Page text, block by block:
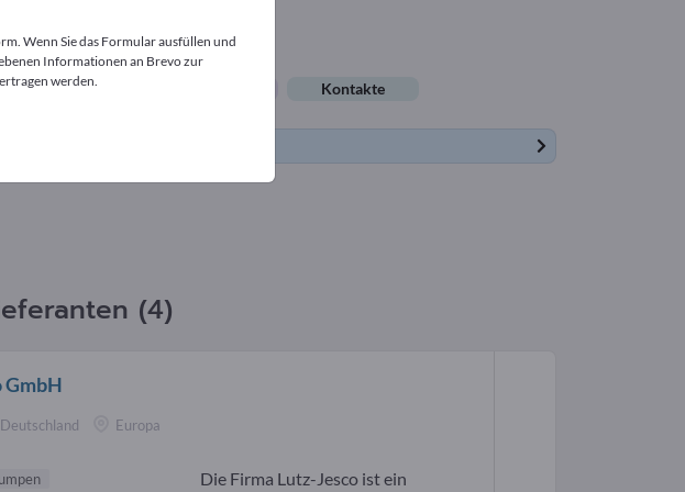
Gebrauchtes Kontakte
(4)
GmbH
Deutschland Europa
Die Firma Lutz-Jesco ist ein
Wenn Sie das Formular ausfüllen und
Informationen an Brevo zur
werden.